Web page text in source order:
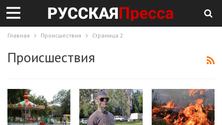
Главная Происшествия Страница 2
Происшествия